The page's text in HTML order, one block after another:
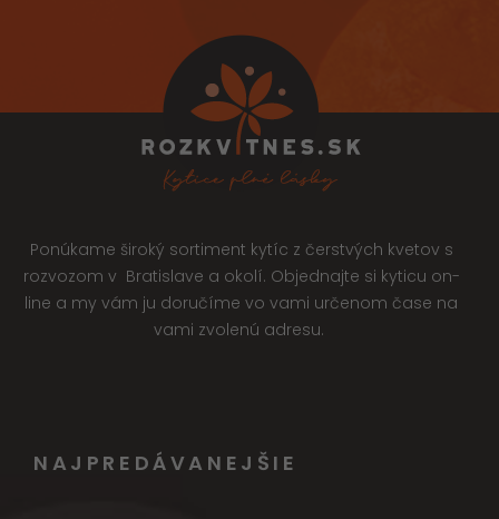
Ponúkame široký sortiment kytíc z čerstvých kvetov s
rozvozom v Bratislave a okolí. Objednajte si kyticu on-
line a my vám ju doručíme vo vami určenom čase na
vami zvolenú adresu.
NAJPREDÁVANEJŠIE